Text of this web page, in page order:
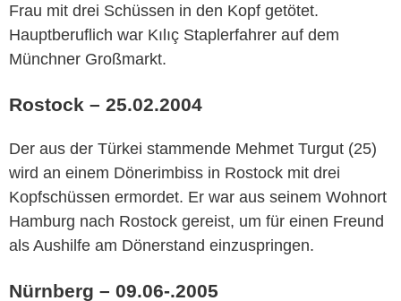
Frau mit drei Schüssen in den Kopf getötet.
Hauptberuflich war Kılıç Staplerfahrer auf dem
Münchner Großmarkt.
Rostock – 25.02.2004
Der aus der Türkei stammende Mehmet Turgut (25)
wird an einem Dönerimbiss in Rostock mit drei
Kopfschüssen ermordet. Er war aus seinem Wohnort
Hamburg nach Rostock gereist, um für einen Freund
als Aushilfe am Dönerstand einzuspringen.
Nürnberg – 09.06-.2005